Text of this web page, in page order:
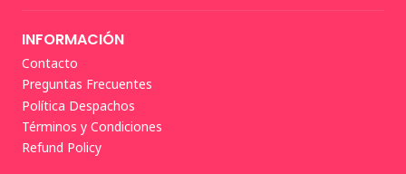
INFORMACIÓN
Contacto
Preguntas Frecuentes
Política Despachos
Términos y Condiciones
Refund Policy